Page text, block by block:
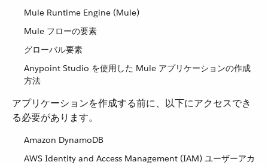
Mule Runtime Engine (Mule)
Mule フローの要素
グローバル要素
Anypoint Studio を使用した Mule アプリケーションの作成
方法
アプリケーションを作成する前に、以下にアクセスでき
る必要があります。
Amazon DynamoDB
AWS Identity and Access Management (IAM) ユーザーアカ